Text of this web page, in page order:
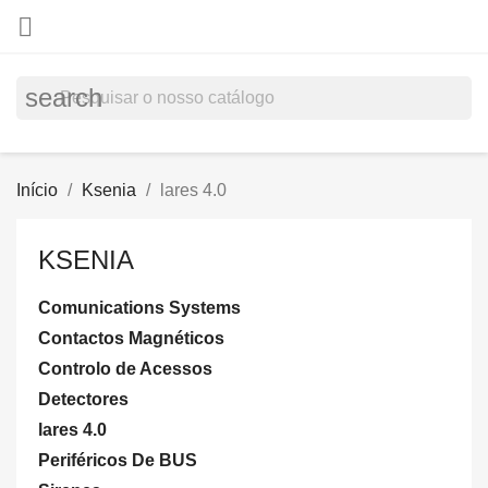

search
Início Ksenia lares 4.0
KSENIA
Comunications Systems
Contactos Magnéticos
Controlo de Acessos
Detectores
lares 4.0
Periféricos De BUS